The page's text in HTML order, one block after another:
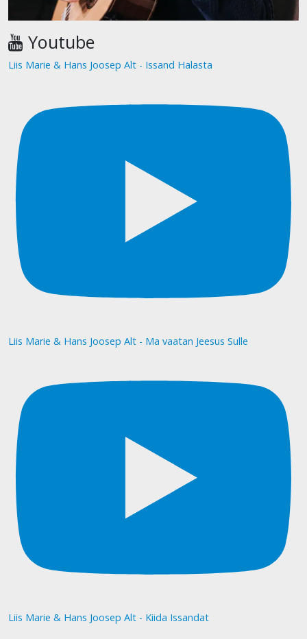
Youtube
Liis Marie & Hans Joosep Alt - Issand Halasta
Liis Marie & Hans Joosep Alt - Ma vaatan Jeesus Sulle
Liis Marie & Hans Joosep Alt - Kiida Issandat